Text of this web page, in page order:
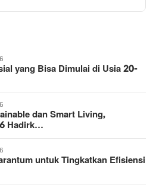
yang Bisa Dimulai di Usia 20-
dan Smart Living,
Hadirk…
untuk Tingkatkan Efisiensi